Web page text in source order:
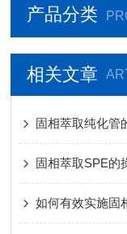
产品分类
相关文章
固相萃取纯化管
固相萃取SPE的
如何有效实施固